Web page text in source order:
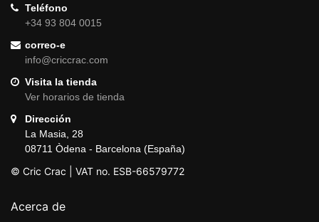
Teléfono
+34 93 804 0015
correo-e
info@criccrac.com
Visita la tienda
Ver horarios de tienda
Dirección
La Masia, 28
08711 Òdena - Barcelona (España)
© Cric Crac | VAT no. ESB-66579772
Acerca de